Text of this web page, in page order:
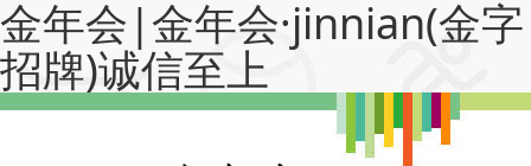
金年会|金年会·jinnian(金字
招牌)诚信至上